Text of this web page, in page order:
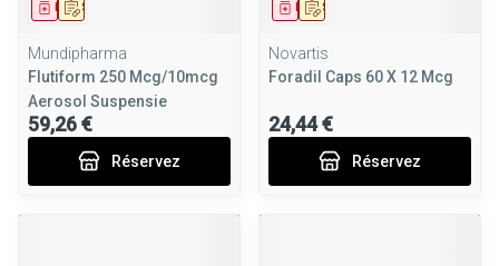
Sur prescription
Médicament
Mundipharma
Flutiform 250 Mcg/10mcg
Aerosol Suspensie
59,26 €
Réservez
Sur prescription
Médicament
Novartis
Foradil Caps 60 X 12 Mcg
24,44 €
Réservez